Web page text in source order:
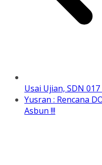
Usai Ujian, SDN
Yusran : Rencana
Asbun !!!